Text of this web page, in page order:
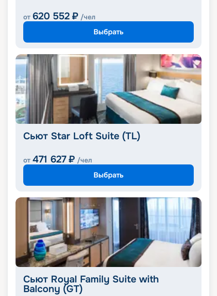
от 620 552 ₽ /чел
Выбрать
Сьют Star Loft Suite (TL)
от 471 627 ₽ /чел
Выбрать
Сьют Royal Family Suite with
Balcony (GT)